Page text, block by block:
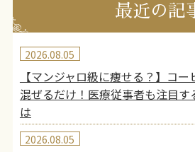
最近の記
【マンジャロ級に痩せる？】コ
混ぜるだけ！医療従事者も注目す
は
2026.08.05
2026.08.05